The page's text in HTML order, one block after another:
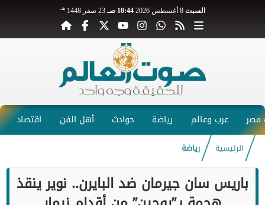
السبت 8 أغسطس 2026 10:44 صـ 23 صفر 1448 هـ
عرب وعالم رياضة حوادث أهل الفن اقتصاد
الرئيسية رياضة
باريس سان جيرمان ضد البايرن.. نوير ينقذ